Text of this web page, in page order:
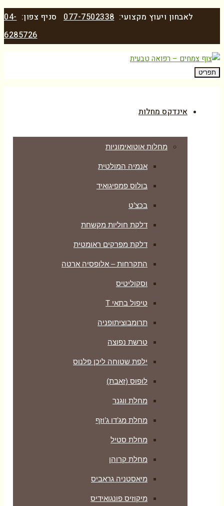
לאבחון ויעוץ מקצועי:077-7502338 סניף צפון:04-
6285726
תפריט
אינדקס מחלות
מחלות אוטואימוניות
אנמיה המולטית
בולוס פמפיגואיד
בכצ’ט
דלקת חוליות מקשחת
דלקת מפרקים ראומטית
התקרחות – אלופסיה ארטה
וסקוליטיס
טיפול בתאי T
תרומבוציתופניה
טרשת נפוצה
ילפת שטוחה ליכן פלנוס
לופוס (זאבת)
מחלת ווגנר
מחלת מג’דו ג’וזף
מחלת סטיל
מחלת קרוהן
מיאסטניה גראביס
מיקוזיס פונגואידיס